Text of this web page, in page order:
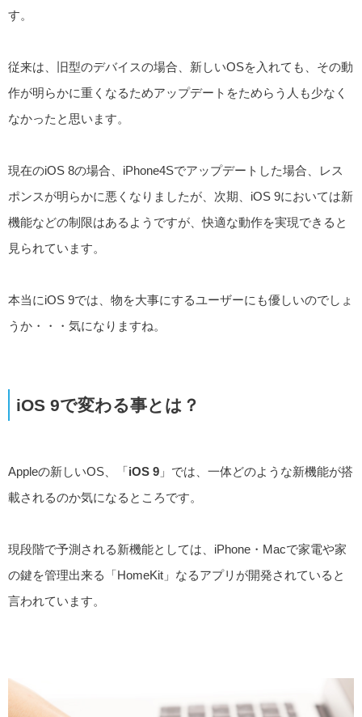
す。
従来は、旧型のデバイスの場合、新しいOSを入れても、その動
作が明らかに重くなるためアップデートをためらう人も少なく
なかったと思います。
現在のiOS 8の場合、iPhone4Sでアップデートした場合、レス
ポンスが明らかに悪くなりましたが、次期、iOS 9においては新
機能などの制限はあるようですが、快適な動作を実現できると
見られています。
本当にiOS 9では、物を大事にするユーザーにも優しいのでしょ
うか・・・気になりますね。
iOS 9で変わる事とは？
Appleの新しいOS、「iOS 9 」では、一体どのような新機能が搭
載されるのか気になるところです。
現段階で予測される新機能としては、iPhone・Macで家電や家
の鍵を管理出来る「HomeKit」なるアプリが開発されていると
言われています。